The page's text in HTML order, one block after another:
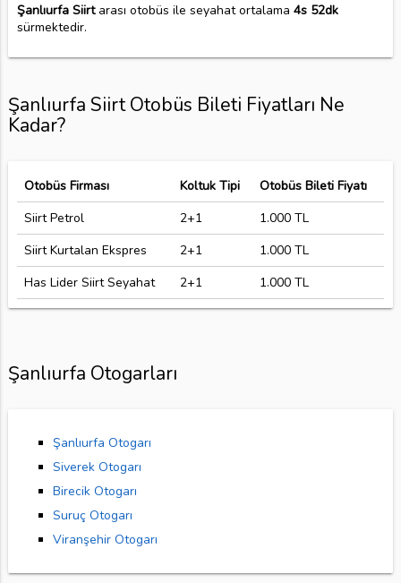
Şanlıurfa Siirtarası otobüs ile seyahat ortalama 4s 52dk
sürmektedir.
Şanlıurfa Siirt Otobüs Bileti Fiyatları Ne
Kadar?
Otobüs Firması Koltuk Tipi
Otobüs Bileti Fiyatı
Siirt Petrol
2+1
1.000 TL
Siirt Kurtalan Ekspres
2+1
1.000 TL
Has Lider Siirt Seyahat
2+1 1.000 TL
Şanlıurfa Otogarları
Şanlıurfa Otogarı
Siverek Otogarı
Birecik Otogarı
Suruç Otogarı
Viranşehir Otogarı